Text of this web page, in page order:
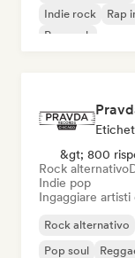
Indie rock
Rap
Pop rock
&gt; 800
Rock alternativo
Indie pop
Ingaggiare
Rock alternativo
Pop soul